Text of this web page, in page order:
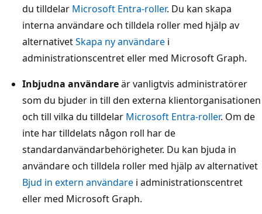
du tilldelar Microsoft Entra-roller. Du kan skapa
interna användare och tilldela roller med hjälp av
alternativetSkapa ny användare i
administrationscentret eller med Microsoft Graph.
Inbjudna användareär vanligtvis administratörer
som du bjuder in till den externa klientorganisationen
och till vilka du tilldelar Microsoft Entra-roller. Om de
inte har tilldelats någon roll har de
standardanvändarbehörigheter. Du kan bjuda in
användare och tilldela roller med hjälp av alternativet
Bjud in extern användare i administrationscentret
eller med Microsoft Graph.